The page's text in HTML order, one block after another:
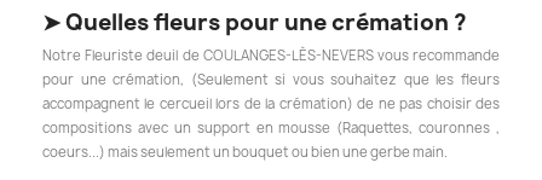
➤Quelles fleurs pour une crémation ?
Notre Fleuriste deuil de COULANGES-LÈS-NEVERS vous recommande
pour une crémation, (Seulement si vous souhaitez que les fleurs
accompagnent le cercueil lors de la crémation) de ne pas choisir des
compositions avec un support en mousse (Raquettes, couronnes ,
coeurs...) mais seulement un bouquet ou bien une gerbe main.